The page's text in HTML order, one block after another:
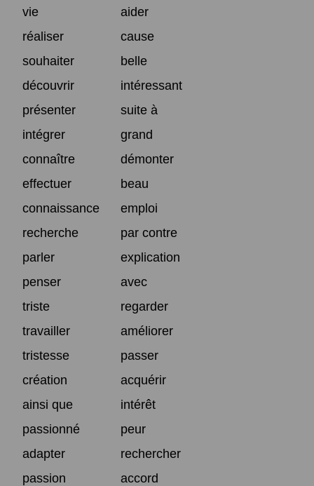
vie
aider
réaliser
cause
souhaiter
belle
découvrir
intéressant
présenter
suite à
intégrer
grand
connaître
démonter
effectuer
beau
connaissance
emploi
recherche
par contre
parler
explication
penser
avec
triste
regarder
travailler
améliorer
tristesse
passer
création
acquérir
ainsi que
intérêt
passionné
peur
adapter
rechercher
passion
accord